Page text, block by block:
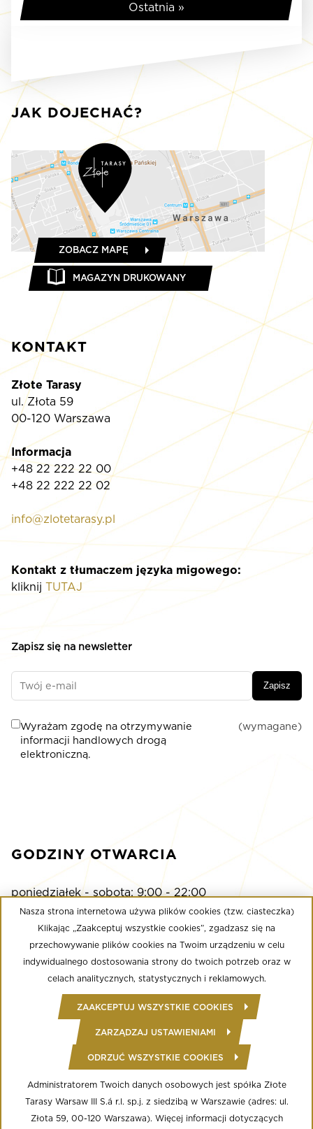
Ostatnia »
KONTAKT
Złote Tarasy
ul. Złota 59
00-120 Warszawa
Informacja
+48 22 222 22 00
+48 22 222 22 02
info@zlotetarasy.pl
Kontakt z tłumaczem języka migowego:
kliknij TUTAJ
Zapisz się na newsletter
Zapisz
Wyrażam zgodę na otrzymywanie
informacji handlowych drogą
elektroniczną.
(wymagane)
GODZINY OTWARCIA
poniedziałek - sobota: 9:00 - 22:00
niedziela: 9:00 - 21:00
Multikino
poniedziałek - niedziela: 9:00 - do ostatniego seansu
Well Fitness
poniedziałek - niedziela: 24/7
JAK DOJECHAĆ?
ZOBACZ MAPĘ
MAGAZYN DRUKOWANY
© Copyright 2020 Złote Tarasy
Regulamin Centrum Handlowego
Polityka prywatności
Informacja o przetwarzaniu danych osobowych
Regulamin aplikacji mobilnej
Nasza strona internetowa używa plików cookies (tzw. ciasteczka)
Klikając „Zaakceptuj wszystkie cookies”, zgadzasz się na
przechowywanie plików cookies na Twoim urządzeniu w celu
indywidualnego dostosowania strony do twoich potrzeb oraz w
celach analitycznych, statystycznych i reklamowych.
ZAAKCEPTUJ WSZYSTKIE COOKIES
ZARZĄDZAJ USTAWIENIAMI
ODRZUĆ WSZYSTKIE COOKIES
Administratorem Twoich danych osobowych jest spółka Złote
Tarasy Warsaw III S.á r.l. sp.j. z siedzibą w Warszawie (adres: ul.
Złota 59, 00-120 Warszawa). Więcej informacji dotyczących